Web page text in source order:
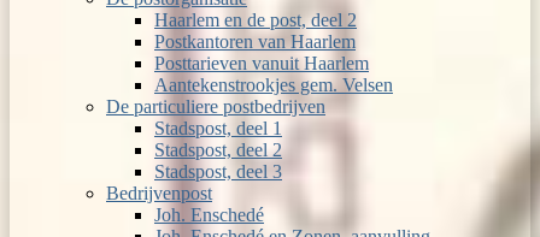
Haarlem en de post, deel 2
Postkantoren van Haarlem
Posttarieven vanuit Haarlem
Aantekenstrookjes gem. Velsen
De particuliere postbedrijven
Stadspost, deel 1
Stadspost, deel 2
Stadspost, deel 3
Bedrijvenpost
Joh. Enschedé